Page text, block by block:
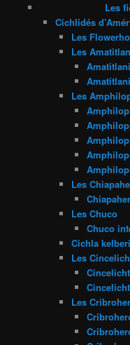
Les
Cichlidés
Les
Les
Les
Les
Les Chuco
Chuco
Cichla
Les
Les